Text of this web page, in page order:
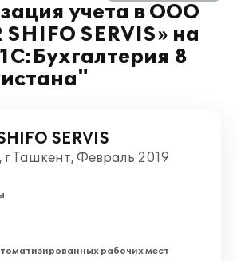
учета в ООO
SERVIS» на
8
SERVIS
г Ташкент, Февраль 2019
рабочих мест